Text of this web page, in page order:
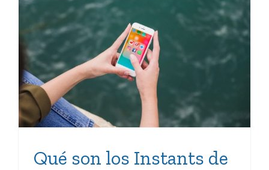
Qué son los Instants de
Instagram
Qué son los Instants de